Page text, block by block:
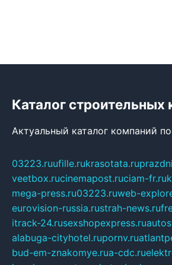
Каталог строительных
Актуальный каталог компаний
03223.ruufille.rukrasotata.ru
veetbox.rucinemapost.ruciam-fr.ru
mega-press.ru03223.ruweb-
eurovision-russia.rustrah-news.ru
itrack-24.rusexshopexpress.ru
alabuga-cityhotel.rupornv.ru
bud-em-znakomye.rua-cdc.ru